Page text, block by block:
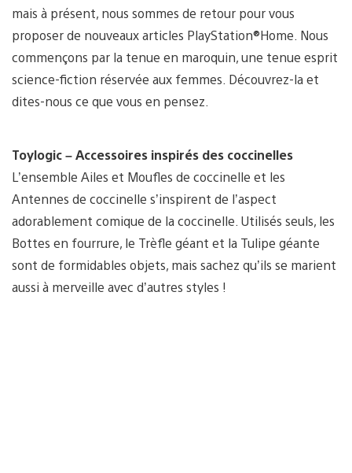
mais à présent, nous sommes de retour pour vous
proposer de nouveaux articles PlayStation®Home. Nous
commençons par la tenue en maroquin, une tenue esprit
science-fiction réservée aux femmes. Découvrez-la et
dites-nous ce que vous en pensez.
Toylogic – Accessoires inspirés des coccinelles
L’ensemble Ailes et Moufles de coccinelle et les
Antennes de coccinelle s’inspirent de l’aspect
adorablement comique de la coccinelle. Utilisés seuls, les
Bottes en fourrure, le Trèfle géant et la Tulipe géante
sont de formidables objets, mais sachez qu’ils se marient
aussi à merveille avec d’autres styles !